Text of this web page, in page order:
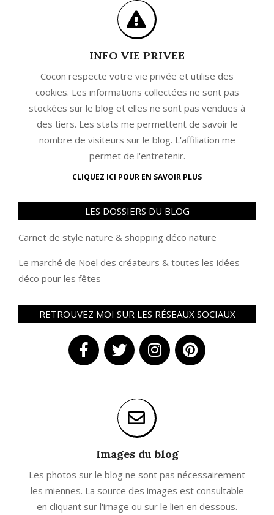
INFO VIE PRIVEE
Cocon respecte votre vie privée et utilise des
cookies. Les informations collectées ne sont pas
stockées sur le blog et elles ne sont pas vendues à
des tiers. Les stats me permettent de savoir le
nombre de visiteurs sur le blog. L'affiliation me
permet de l'entretenir.
CLIQUEZ ICI POUR EN SAVOIR PLUS
LES DOSSIERS DU BLOG
Carnet de style nature & shopping déco nature
Le marché de Noël des créateurs & toutes les idées
déco pour les fêtes
RETROUVEZ MOI SUR LES RÉSEAUX SOCIAUX
Images du blog
Les photos sur le blog ne sont pas nécessairement
les miennes. La source des images est consultable
en cliquant sur l'image ou sur le lien en dessous.